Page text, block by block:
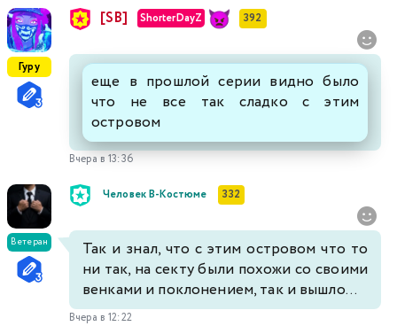
Гуру
[SB] ShorterDayZ 392
еще в прошлой серии видно было
что не все так сладко с этим
островом
Вчера в 13:36
Ветеран
Человек В-Костюме 332
Так и знал, что с этим островом что то
ни так, на секту были похожи со своими
венками и поклонением, так и вышло...
Вчера в 12:22